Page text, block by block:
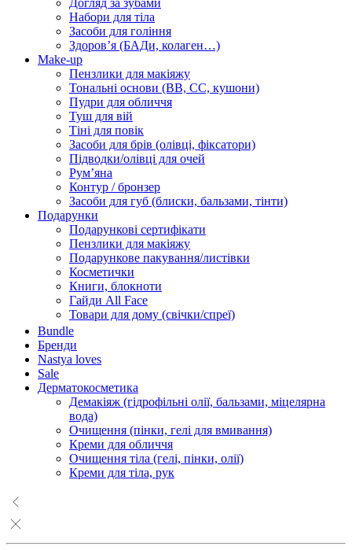
Догляд за зубами
Набори для тіла
Засоби для гоління
Здоровʼя (БАДи, колаген…)
Make-up
Пензлики для макіяжу
Тональні основи (BB, CC, кушони)
Пудри для обличчя
Туш для вій
Тіні для повік
Засоби для брів (олівці, фіксатори)
Підводки/олівці для очей
Румʼяна
Контур / бронзер
Засоби для губ (блиски, бальзами, тінти)
Подарунки
Подарункові сертифікати
Пензлики для макіяжу
Подарункове пакування/листівки
Косметички
Книги, блокноти
Гайди All Face
Товари для дому (свічки/спреї)
Bundle
Бренди
Nastya loves
Sale
Дерматокосметика
Демакіяж (гідрофільні олії, бальзами, міцелярна
вода)
Очищення (пінки, гелі для вмивання)
Креми для обличчя
Очищення тіла (гелі, пінки, олії)
Креми для тіла, рук